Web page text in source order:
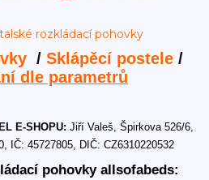
/ Sklápěcí postele/
dle parametrů
E-SHOPU:Jiří Valeš, Špirkova 526/6,
IČ: 45727805, DIČ: CZ6310220532
pohovky allsofabeds: